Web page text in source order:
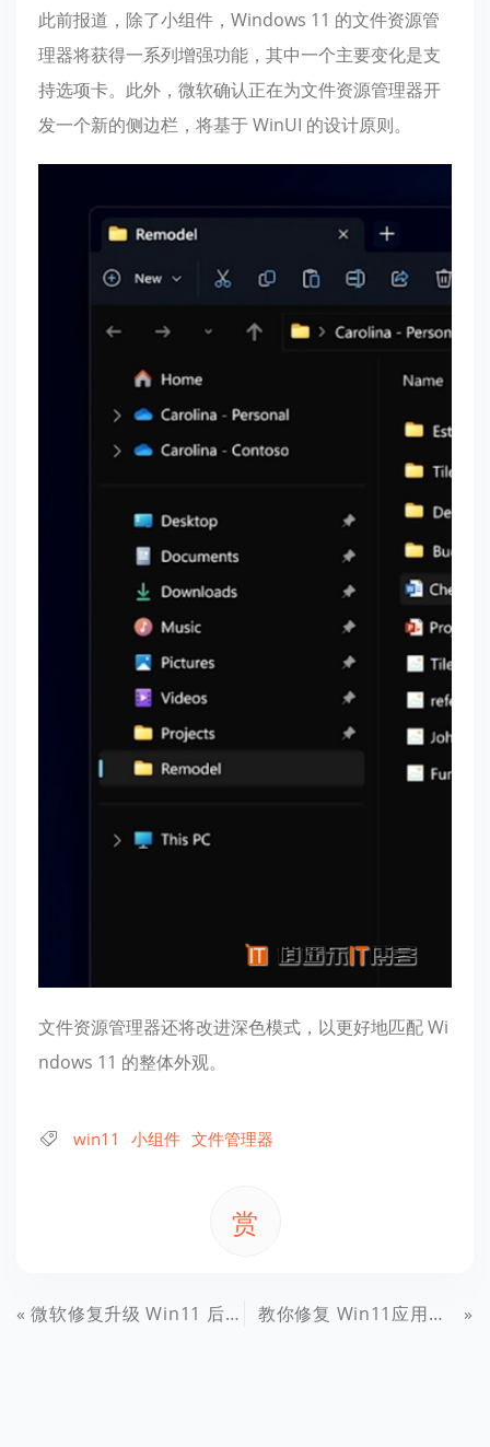
此前报道，除了小组件，Windows 11 的文件资源管
理器将获得一系列增强功能，其中一个主要变化是支
持选项卡。此外，微软确认正在为文件资源管理器开
发一个新的侧边栏 ，将基于 WinUI 的设计原则。
文件资源管理器还将改进深色模式 ，以更好地匹配 Wi
ndows 11 的整体外观。
win11 小组件 文件管理器
赏
微软修复升级 Win11 后丢失 IE11 数据的问题，更多 Win10 用户可放心升级 教你修复 Win11应用商店加载空白问题